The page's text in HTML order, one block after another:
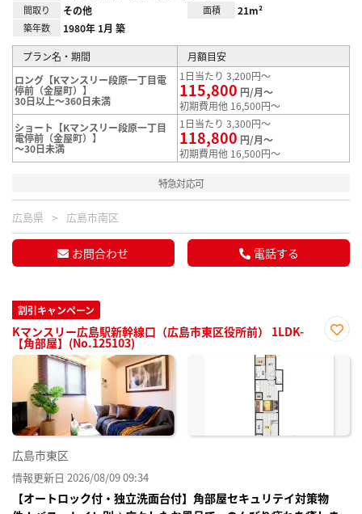
間取り その他 面積 21m²
築年数 1980年 1月 築
プラン名・期間
月額目安
ロング【Kマンスリー段原一丁目電
停前（金屋町）】
30日以上～360日未満
1日当たり 3,200円～
115,800 円/月～
初期費用他 16,500円～
ショート【Kマンスリー段原一丁目
電停前（金屋町）】
～30日未満
1日当たり 3,300円～
118,800 円/月～
初期費用他 16,500円～
特急対応可
広島県 広島市南区
お問合わせ 電話する
割引キャンペーン
Kマンスリー広島駅新幹線口（広島市東区役所前） 1LDK-
【角部屋】(No.125103)
に入
広島市東区
情報更新日 2026/08/09 09:34
【オートロック付・独立洗面台付】角部屋セキュリテイ対策物